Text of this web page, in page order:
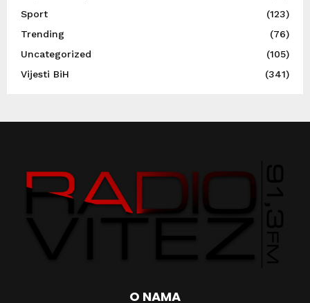
Sport
(123)
Trending
(76)
Uncategorized
(105)
Vijesti BiH
(341)
O NAMA